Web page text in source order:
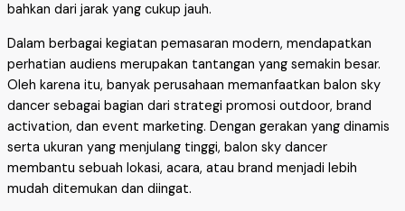
bahkan dari jarak yang cukup jauh.
Dalam berbagai kegiatan pemasaran modern, mendapatkan
perhatian audiens merupakan tantangan yang semakin besar.
Oleh karena itu, banyak perusahaan memanfaatkan balon sky
dancer sebagai bagian dari strategi promosi outdoor, brand
activation, dan event marketing. Dengan gerakan yang dinamis
serta ukuran yang menjulang tinggi, balon sky dancer
membantu sebuah lokasi, acara, atau brand menjadi lebih
mudah ditemukan dan diingat.